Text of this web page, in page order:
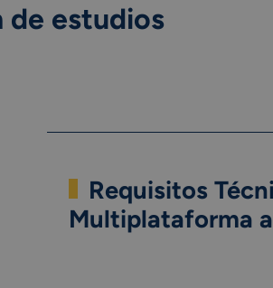
de estudios
Requisitos
Multiplataforma